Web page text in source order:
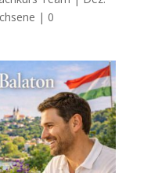
| 0